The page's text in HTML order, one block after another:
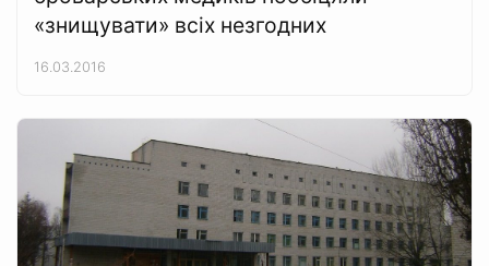
«знищувати» всіх незгодних
16.03.2016